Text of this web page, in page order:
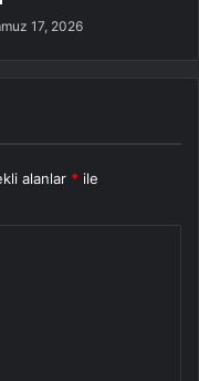
17, 2026
alanlar * ile